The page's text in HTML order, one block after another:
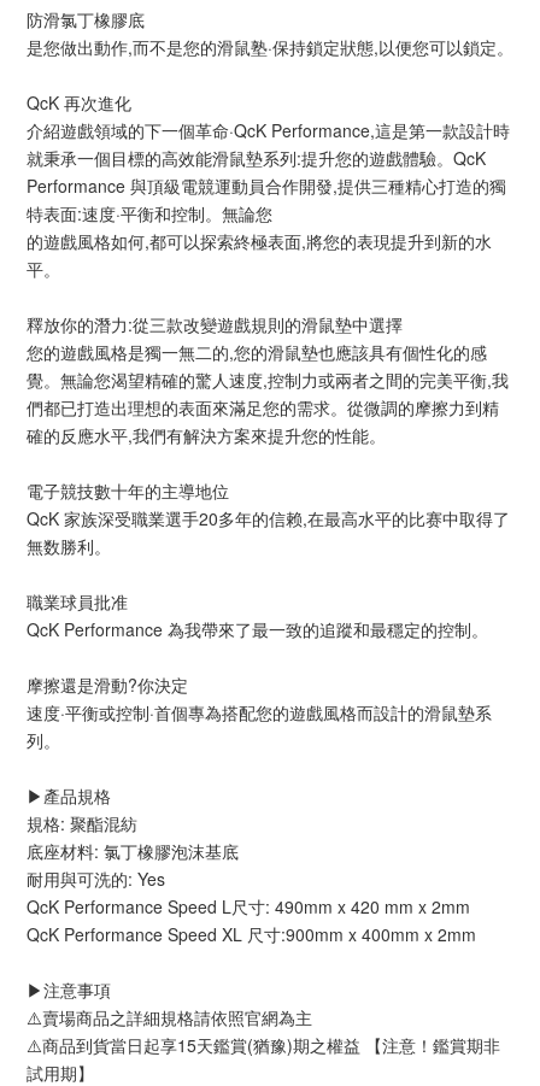
防滑氯丁橡膠底
是您做出動作,而不是您的滑鼠塾·保持鎖定狀態,以便您可以鎖定。
QcK 再次進化
介紹遊戲領域的下一個革命·QcK Performance,這是第一款設計時
就秉承一個目標的高效能滑鼠墊系列:提升您的遊戲體驗。QcK
Performance 與頂級電競運動員合作開發,提供三種精心打造的獨
特表面:速度·平衡和控制。無論您
的遊戲風格如何,都可以探索終極表面,將您的表現提升到新的水
平。
釋放你的潛力:從三款改變遊戲規則的滑鼠墊中選擇
您的遊戲風格是獨一無二的,您的滑鼠墊也應該具有個性化的感
覺。無論您渴望精確的驚人速度,控制力或兩者之間的完美平衡,我
們都已打造出理想的表面來滿足您的需求。從微調的摩擦力到精
確的反應水平,我們有解決方案來提升您的性能。
電子競技數十年的主導地位
QcK 家族深受職業選手20多年的信赖,在最高水平的比赛中取得了
無数勝利。
職業球員批准
QcK Performance 為我帶來了最一致的追蹤和最穩定的控制。
摩擦還是滑動?你決定
速度·平衡或控制·首個專為搭配您的遊戲風格而設計的滑鼠墊系
列。
▶️產品規格
規格: 聚酯混紡
底座材料: 氯丁橡膠泡沫基底
耐用與可洗的: Yes
QcK Performance Speed L尺寸: 490mm x 420 mm x 2mm
QcK Performance Speed XL 尺寸:900mm x 400mm x 2mm
▶️注意事項
⚠️賣場商品之詳細規格請依照官網為主
⚠️商品到貨當日起享15天鑑賞(猶豫)期之權益 【注意！鑑賞期非
試用期】